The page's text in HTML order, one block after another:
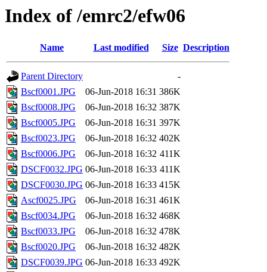
Index of /emrc2/efw06
Name Last modified Size Description
Parent Directory
-
Bscf0001.JPG
06-Jun-2018 16:31 386K
Bscf0008.JPG
06-Jun-2018 16:32 387K
Bscf0005.JPG
06-Jun-2018 16:31 397K
Bscf0023.JPG
06-Jun-2018 16:32 402K
Bscf0006.JPG
06-Jun-2018 16:32 411K
DSCF0032.JPG 06-Jun-2018 16:33 411K
DSCF0030.JPG 06-Jun-2018 16:33 415K
Ascf0025.JPG
06-Jun-2018 16:31 461K
Bscf0034.JPG
06-Jun-2018 16:32 468K
Bscf0033.JPG
06-Jun-2018 16:32 478K
Bscf0020.JPG
06-Jun-2018 16:32 482K
DSCF0039.JPG 06-Jun-2018 16:33 492K